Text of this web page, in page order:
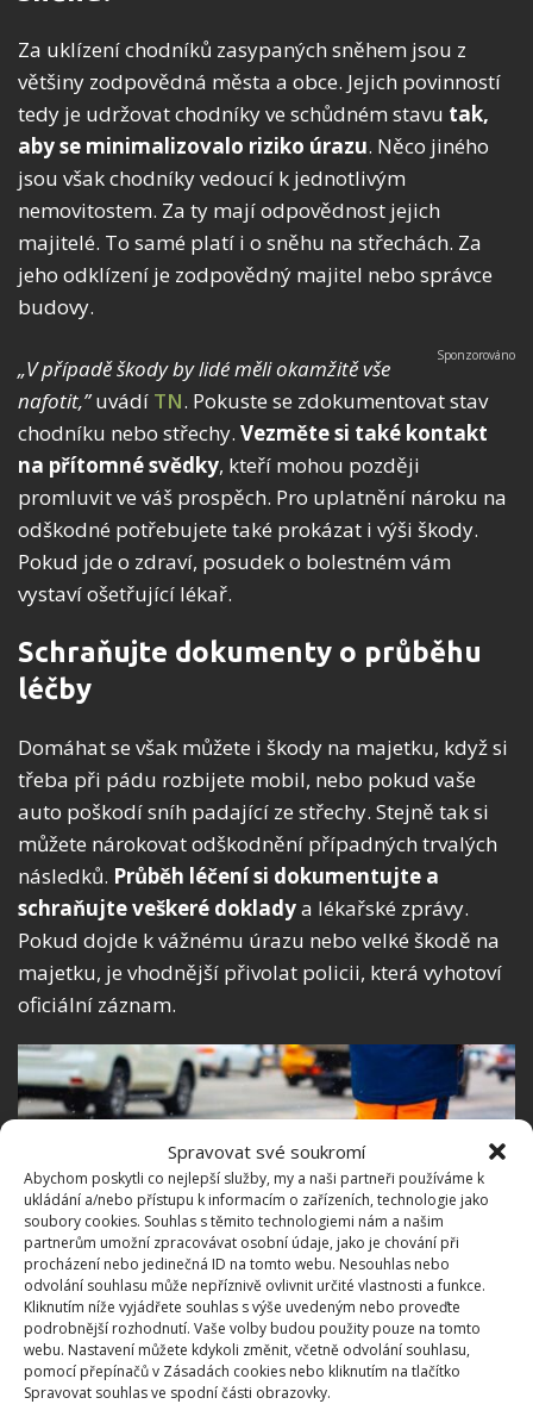
Spravovat své soukromí
Abychom poskytli co nejlepší služby, my a naši partneři používáme k
ukládání a/nebo přístupu k informacím o zařízeních, technologie jako
soubory cookies. Souhlas s těmito technologiemi nám a našim
partnerům umožní zpracovávat osobní údaje, jako je chování při
procházení nebo jedinečná ID na tomto webu. Nesouhlas nebo
odvolání souhlasu může nepříznivě ovlivnit určité vlastnosti a funkce.
Kliknutím níže vyjádřete souhlas s výše uvedeným nebo proveďte
podrobnější rozhodnutí. Vaše volby budou použity pouze na tomto
webu. Nastavení můžete kdykoli změnit, včetně odvolání souhlasu,
pomocí přepínačů v Zásadách cookies nebo kliknutím na tlačítko
Spravovat souhlas ve spodní části obrazovky.
Za uklízení chodníků zasypaných sněhem jsou z
většiny zodpovědná města a obce. Jejich povinností
tedy je udržovat chodníky ve schůdném stavu tak,
aby se minimalizovalo riziko úrazu. Něco jiného
jsou však chodníky vedoucí k jednotlivým
nemovitostem. Za ty mají odpovědnost jejich
majitelé. To samé platí i o sněhu na střechách. Za
jeho odklízení je zodpovědný majitel nebo správce
budovy.
„V případě škody by lidé měli okamžitě vše
nafotit,”uvádí TN. Pokuste se zdokumentovat stav
chodníku nebo střechy. Vezměte si také kontakt
na přítomné svědky, kteří mohou později
promluvit ve váš prospěch. Pro uplatnění nároku na
odškodné potřebujete také prokázat i výši škody.
Pokud jde o zdraví, posudek o bolestném vám
vystaví ošetřující lékař.
Schraňujte dokumenty o průběhu
léčby
Domáhat se však můžete i škody na majetku, když si
třeba při pádu rozbijete mobil, nebo pokud vaše
auto poškodí sníh padající ze střechy. Stejně tak si
můžete nárokovat odškodnění případných trvalých
následků. Průběh léčení si dokumentujte a
schraňujte veškeré dokladya lékařské zprávy.
Pokud dojde k vážnému úrazu nebo velké škodě na
majetku, je vhodnější přivolat policii, která vyhotoví
oficiální záznam.
Fotografie: Freepik
Podomácku vyrobená vánoční